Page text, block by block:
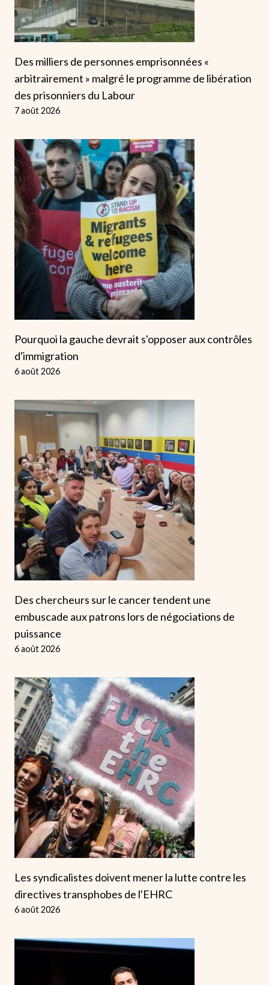
Des milliers de personnes emprisonnées «
arbitrairement » malgré le programme de libération
des prisonniers du Labour
7 août 2026
Pourquoi la gauche devrait s'opposer aux contrôles
d'immigration
6 août 2026
Des chercheurs sur le cancer tendent une
embuscade aux patrons lors de négociations de
puissance
6 août 2026
Les syndicalistes doivent mener la lutte contre les
directives transphobes de l'EHRC
6 août 2026